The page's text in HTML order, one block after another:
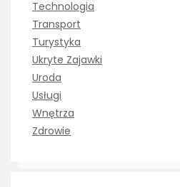
Technologia
Transport
Turystyka
Ukryte Zajawki
Uroda
Usługi
Wnętrza
Zdrowie